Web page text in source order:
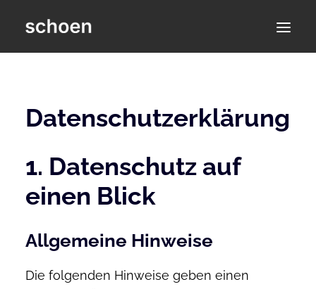
Datenschutz­erklärung
1. Datenschutz auf
einen Blick
Allgemeine Hinweise
Die folgenden Hinweise geben einen